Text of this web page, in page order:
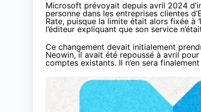
Microsoft prévoyait depuis avril 2024
personne dans les entreprises clientes
Rate, puisque la limite était alors fixée
l’éditeur expliquant que son service
Ce changement devait initialement
Neowin, il avait été repoussé à avril
comptes existants. Il n’en sera